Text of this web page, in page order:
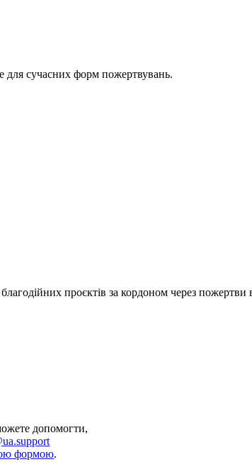
для сучасних форм пожертвувань.
проєктів за кордоном через пожертви
допомогти,
формою.